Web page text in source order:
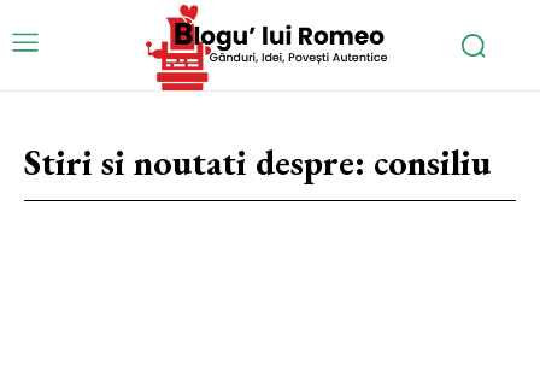
Stiri si noutati despre: consiliu